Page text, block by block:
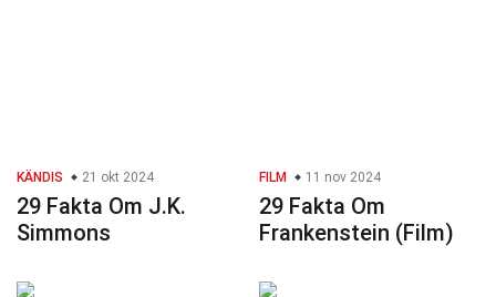
KÄNDIS 21 okt 2024
29 Fakta Om J.K.
Simmons
FILM 11 nov 2024
29 Fakta Om
Frankenstein (Film)